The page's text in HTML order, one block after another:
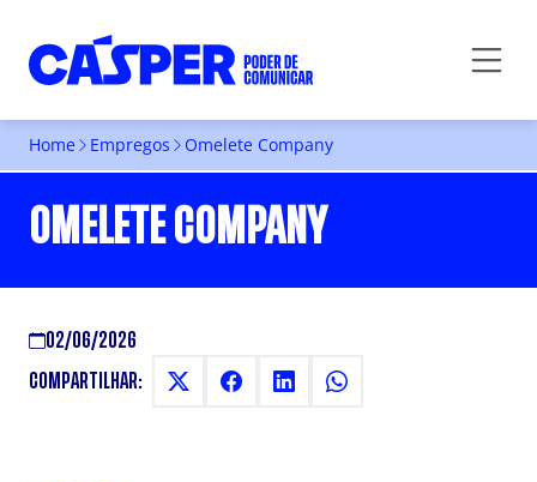
Home Empregos Omelete Company
OMELETE COMPANY
02/06/2026
COMPARTILHAR: